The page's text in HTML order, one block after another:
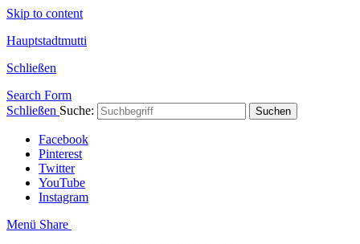
Skip to content
Hauptstadtmutti
Schließen
Search Form
Schließen Suche: Suchen
Facebook
Pinterest
Twitter
YouTube
Instagram
Menü Share